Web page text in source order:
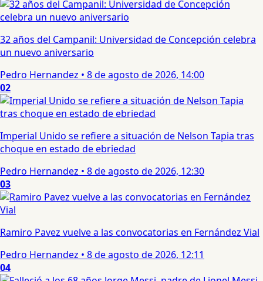
32 años del Campanil: Universidad de Concepción celebra
un nuevo aniversario
Pedro Hernandez • 8 de agosto de 2026, 14:00
02
Imperial Unido se refiere a situación de Nelson Tapia tras
choque en estado de ebriedad
Pedro Hernandez • 8 de agosto de 2026, 12:30
03
Ramiro Pavez vuelve a las convocatorias en Fernández Vial
Pedro Hernandez • 8 de agosto de 2026, 12:11
04